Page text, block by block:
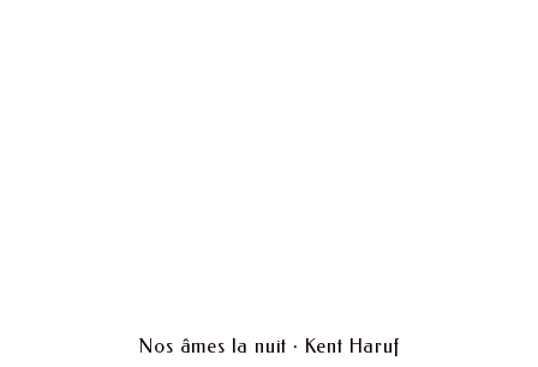
Nos âmes la nuit · Kent Haruf